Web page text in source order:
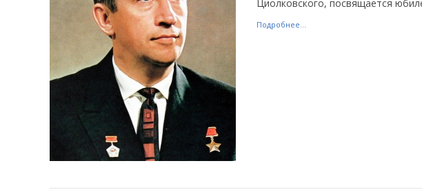
Циолковского, посвящается
Подробнее...